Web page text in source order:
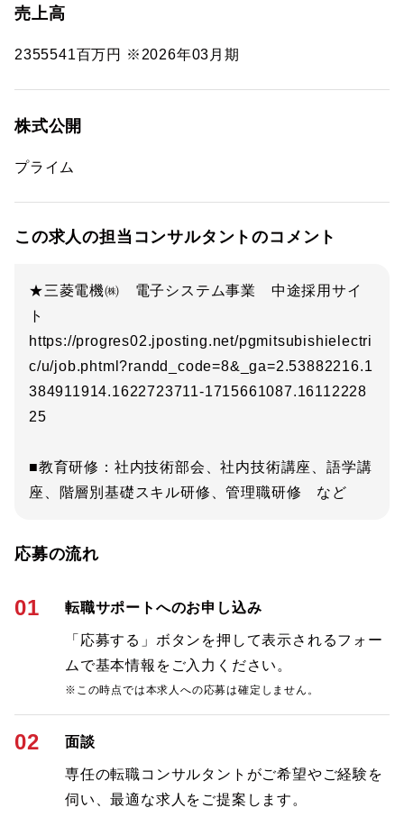
売上高
2355541百万円 ※2026年03月期
株式公開
プライム
この求人の担当コンサルタントのコメント
★三菱電機㈱ 電子システム事業 中途採用サイ
ト
https://progres02.jposting.net/pgmitsubishielectri
c/u/job.phtml?randd_code=8&_ga=2.53882216.1
384911914.1622723711-1715661087.16112228
25
■教育研修：社内技術部会、社内技術講座、語学講
座、階層別基礎スキル研修、管理職研修 など
応募の流れ
01 転職サポートへのお申し込み
「応募する」ボタンを押して表示されるフォー
ムで基本情報をご入力ください。
※この時点では本求人への応募は確定しません。
02 面談
専任の転職コンサルタントがご希望やご経験を
伺い、最適な求人をご提案します。